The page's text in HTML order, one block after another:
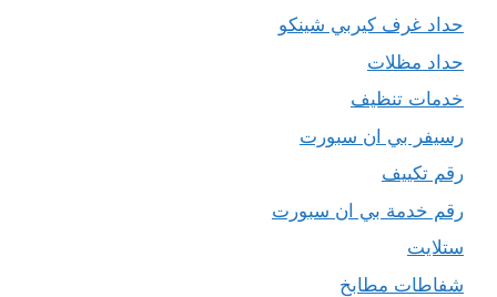
حداد غرف كيربي شينكو
حداد مظلات
خدمات تنظيف
رسيفر بي ان سبورت
رقم تكييف
رقم خدمة بي ان سبورت
ستلايت
شفاطات مطابخ